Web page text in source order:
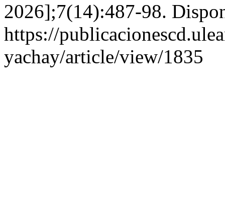
2026];7(14):487-98.
https://
yachay/article/view/1835